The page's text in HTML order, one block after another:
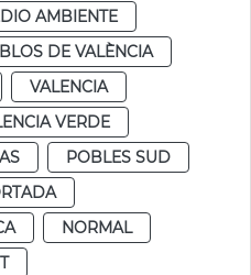
AMBIENTE
DE VALÈNCIA
VALENCIA
VERDE
POBLES SUD
NORMAL